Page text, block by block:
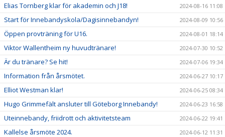
Elias Tornberg klar för akademin och J18! 2024-08-16 11:08
Start för Innebandyskola/Dagisinnebandyn! 2024-08-09 10:56
Öppen provträning för U16. 2024-08-01 18:14
Viktor Wallentheim ny huvudtränare! 2024-07-30 10:52
Är du tränare? Se hit! 2024-07-06 19:34
Information från årsmötet. 2024-06-27 10:17
Elliot Westman klar! 2024-06-25 08:34
Hugo Grimmefält ansluter till Göteborg Innebandy! 2024-06-23 16:58
Uteinnebandy, friidrott och aktivitetsteam 2024-06-22 19:41
Kallelse årsmöte 2024. 2024-06-12 11:31